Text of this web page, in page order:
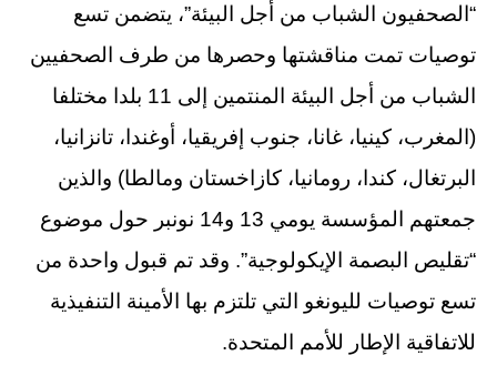
“الصحفيون الشباب من أجل البيئة”، يتضمن تسع
توصيات تمت مناقشتها وحصرها من طرف الصحفيين
الشباب من أجل البيئة المنتمين إلى 11 بلدا مختلفا
(المغرب، كينيا، غانا، جنوب إفريقيا، أوغندا، تانزانيا،
البرتغال، كندا، رومانيا، كازاخستان ومالطا) والذين
جمعتهم المؤسسة يومي 13 و14 نونبر حول موضوع
“تقليص البصمة الإيكولوجية”. وقد تم قبول واحدة من
تسع توصيات لليونغو التي تلتزم بها الأمينة التنفيذية
للاتفاقية الإطار للأمم المتحدة.